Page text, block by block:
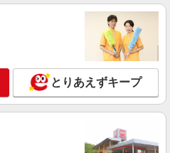
額支給（法定基準通り） ※交通費支
与の希望日払い制度あり ＜月収例
の場合 時給1,650円×7.75時間×22
＋残業代＋交通費 ＋割増
：三重県四日市市川尻町 変更の範
詳細を見る
ユニット組立／ネジ締め／土日休
とりあえずキープ